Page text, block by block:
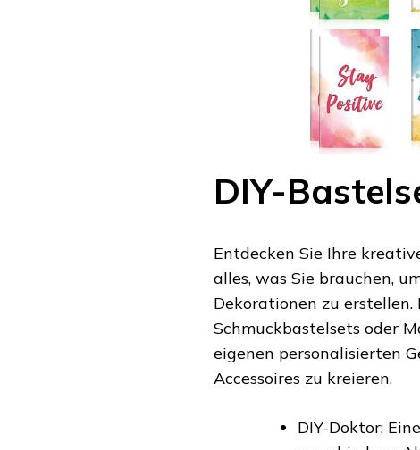
DIY-
Entdecken Sie Ihre
alles, was Sie brauchen,
Dekorationen zu
Schmuckbastelsets oder
eigenen personalisierten
Accessoires zu kreieren.
DIY-Doktor: